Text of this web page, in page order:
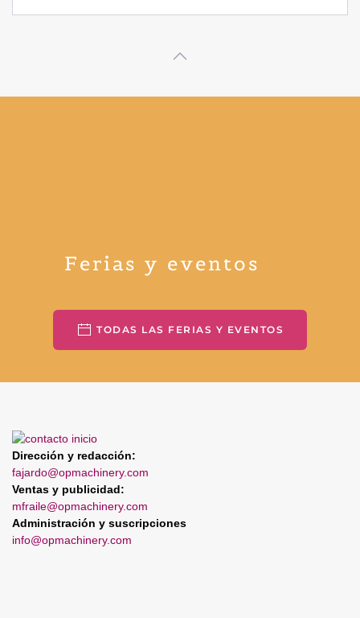
Ferias y eventos
TODAS LAS FERIAS Y EVENTOS
Dirección y redacción:
fajardo@opmachinery.com
Ventas y publicidad:
mfraile@opmachinery.com
Administración y suscripciones
info@opmachinery.com